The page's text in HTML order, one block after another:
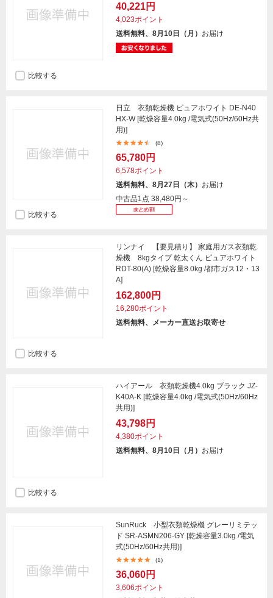
40,221円
4,023ポイント
送料無料、8月10日（月） お届け
比較する
日立 衣類乾燥機 ピュアホワイト DE-N40
HX-W [乾燥容量4.0kg /電気式(50Hz/60Hz共
用)]
(8)
65,780円
6,578ポイント
送料無料、8月27日（木） お届け
中古品1点 38,480円～
比較する
リンナイ 【要見積り】 家庭用ガス衣類乾
燥機 8kgタイプ 乾太くん ピュアホワイト
RDT-80(A) [乾燥容量8.0kg /都市ガス12・13
A]
162,800円
16,280ポイント
送料無料、メーカー直送お取寄せ
比較する
ハイアール 衣類乾燥機4.0kg ブラック JZ-
K40A-K [乾燥容量4.0kg /電気式(50Hz/60Hz
共用)]
43,798円
4,380ポイント
送料無料、8月10日（月） お届け
比較する
SunRuck 小型衣類乾燥機 グレーリミテッ
ド SR-ASMN206-GY [乾燥容量3.0kg /電気
式(50Hz/60Hz共用)]
(1)
36,060円
3,606ポイント